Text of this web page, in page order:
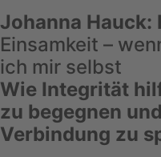
Johanna Hauck:
Einsamkeit –
ich mir selbst
Wie Integrität
zu begegnen
Verbindung zu